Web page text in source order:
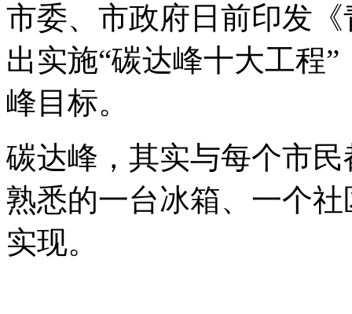
市委、市政府日前印发
出实施“碳达峰十大工程
峰目标。
碳达峰，其实与每个市
熟悉的一台冰箱、一个
实现。